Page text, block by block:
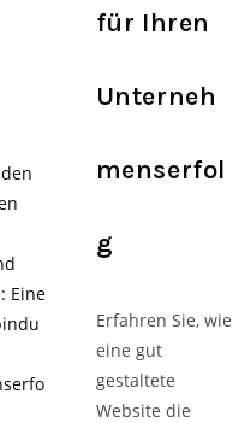
für Ihren
Unterneh
menserfol
g
Erfahren Sie, wie
eine gut
gestaltete
Website die